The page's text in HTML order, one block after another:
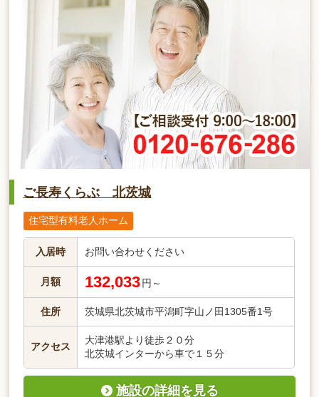
ご長寿くらぶ 北茨城
住宅型有料老人ホーム
入居時 お問い合わせください
月額 132,033 円～
住所 茨城県北茨城市平潟町字山ノ田1305番1号
アクセス
大津港駅より徒歩２０分
北茨城インターから車で１５分
施設の詳細を見る